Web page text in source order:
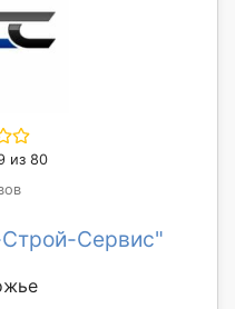
из 80
Сервис"